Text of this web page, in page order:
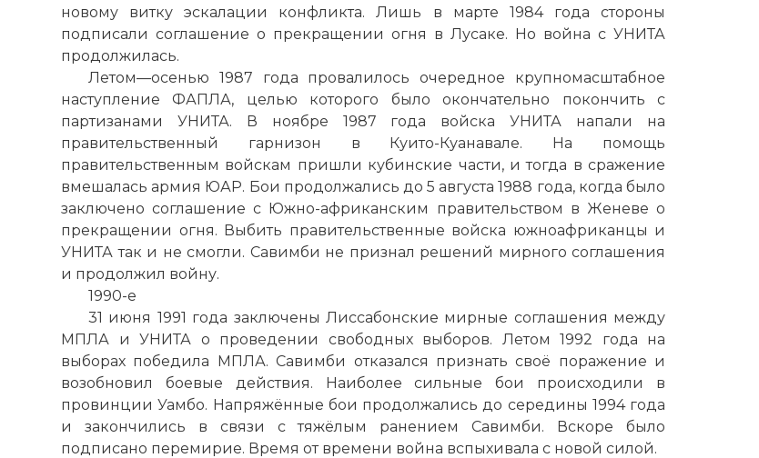
новому витку эскалации конфликта. Лишь в марте 1984 года стороны
подписали соглашение о прекращении огня в Лусаке. Но война с УНИТА
продолжилась.
Летом—осенью 1987 года провалилось очередное крупномасштабное
наступление ФАПЛА, целью которого было окончательно покончить с
партизанами УНИТА. В ноябре 1987 года войска УНИТА напали на
правительственный гарнизон в Куито-Куанавале. На помощь
правительственным войскам пришли кубинские части, и тогда в сражение
вмешалась армия ЮАР. Бои продолжались до 5 августа 1988 года, когда было
заключено соглашение с Южно-африканским правительством в Женеве о
прекращении огня. Выбить правительственные войска южноафриканцы и
УНИТА так и не смогли. Савимби не признал решений мирного соглашения
и продолжил войну.
1990-е
31 июня 1991 года заключены Лиссабонские мирные соглашения между
МПЛА и УНИТА о проведении свободных выборов. Летом 1992 года на
выборах победила МПЛА. Савимби отказался признать своё поражение и
возобновил боевые действия. Наиболее сильные бои происходили в
провинции Уамбо. Напряжённые бои продолжались до середины 1994 года
и закончились в связи с тяжёлым ранением Савимби. Вскоре было
подписано перемирие. Время от времени война вспыхивала с новой силой.
30 летняя война в Анголе Часть2
Имя:
Комментарий: